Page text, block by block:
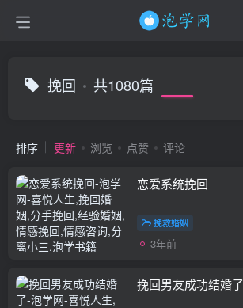
挽回 共1080篇
排序 更新 浏览 点赞 评论
恋爱系统挽回
挽救婚姻
3年前
挽回男友成功结婚了